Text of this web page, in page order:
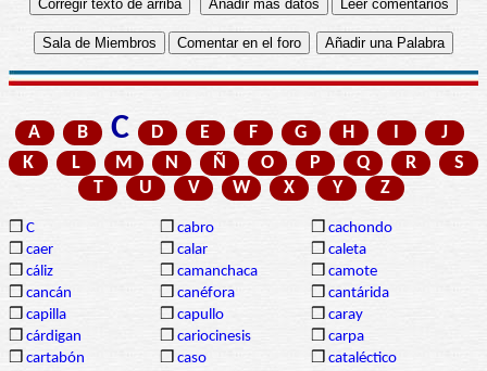
A B C D E F G H I
J
K
L M N Ñ O P Q R
S
T
U V W X Y Z
❒ C ❒ cabro ❒ cachondo
❒ caer ❒ calar ❒ caleta
❒ cáliz ❒ camanchaca ❒ camote
❒ cancán ❒ canéfora ❒ cantárida
❒ capilla ❒ capullo ❒ caray
❒ cárdigan ❒ cariocinesis ❒ carpa
❒ cartabón ❒ caso ❒ cataléctico